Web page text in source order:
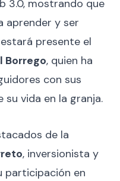
3.0, mostrando que
aprender y ser
presente el
Borrego, quien ha
con sus
vida en la granja.
de la
, inversionista y
participación en